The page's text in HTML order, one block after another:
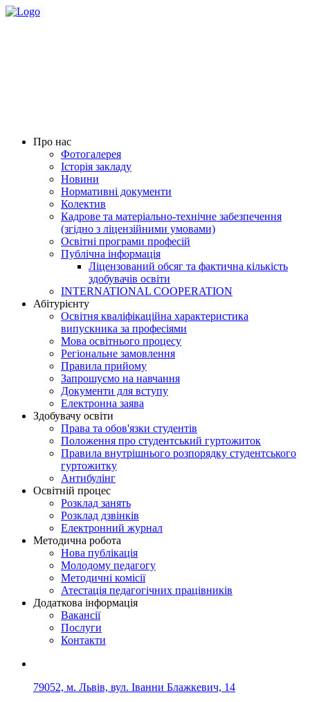
Про нас
Фотогалерея
Історія закладу
Новини
Нормативні документи
Колектив
Кадрове та матеріально-технічне забезпечення
(згідно з ліцензійними умовами)
Освітні програми професій
Публічна інформація
Ліцензований обсяг та фактична кількість
здобувачів освіти
INTERNATIONAL COOPERATION
Абітурієнту
Освітня кваліфікаційна характеристика
випускника за професіями
Мова освітнього процесу
Регіональне замовлення
Правила прийому
Запрошуємо на навчання
Документи для вступу
Електронна заява
Здобувачу освіти
Права та обов'язки студентів
Положення про студентський гуртожиток
Правила внутрішнього розпорядку студентського
гуртожитку
Антибулінг
Освітній процес
Розклад занять
Розклад дзвінків
Електронний журнал
Методична робота
Нова публікація
Молодому педагогу
Методичні комісії
Атестація педагогічних працівників
Додаткова інформація
Вакансії
Послуги
Контакти
79052, м. Львів, вул. Іванни Блажкевич, 14